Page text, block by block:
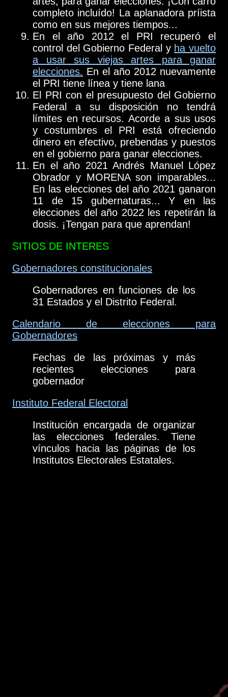
completo incluído! La aplanadora príista
como en sus mejores tiempos...
En el año 2012 el PRI recuperó el
control del Gobierno Federal y ha vuelto
a usar sus viejas artes para ganar
elecciones. En el año 2012 nuevamente
el PRI tiene línea y tiene lana
El PRI con el presupuesto del Gobierno
Federal a su disposición no tendrá
límites en recursos. Acorde a sus usos
y costumbres el PRI está ofreciendo
dinero en efectivo, prebendas y puestos
en el gobierno para ganar elecciones.
En el año 2021 Andrés Manuel López
Obrador y MORENA son imparables...
En las elecciones del año 2021 ganaron
11 de 15 gubernaturas... Y en las
elecciones del año 2022 les repetirán la
dosis. ¡Tengan para que aprendan!
SITIOS DE INTERES
Gobernadores constitucionales
Gobernadores en funciones de los
31 Estados y el Distrito Federal.
Calendario de elecciones para
Gobernadores
Fechas de las próximas y más
recientes elecciones para
gobernador
Instituto Federal Electoral
Institución encargada de organizar
las elecciones federales. Tiene
vínculos hacia las páginas de los
Institutos Electorales Estatales.